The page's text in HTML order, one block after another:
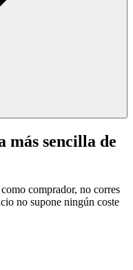
más sencilla de
comprador, no corres
no supone ningún coste